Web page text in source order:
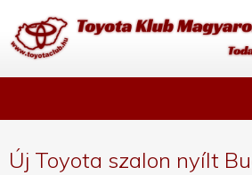
Új Toyota szalon nyílt